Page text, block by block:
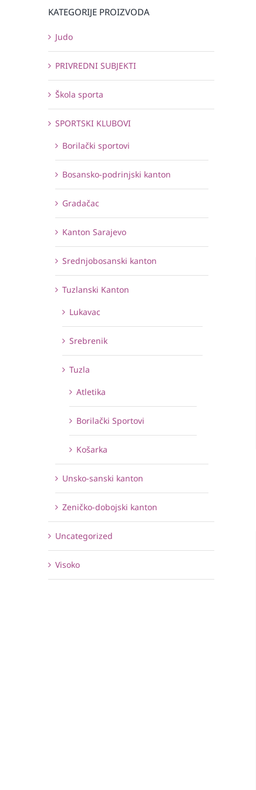
KATEGORIJE PROIZVODA
Judo
PRIVREDNI SUBJEKTI
Škola sporta
SPORTSKI KLUBOVI
Borilački sportovi
Bosansko-podrinjski kanton
Gradačac
Kanton Sarajevo
Srednjobosanski kanton
Tuzlanski Kanton
Lukavac
Srebrenik
Tuzla
Atletika
Borilački Sportovi
Košarka
Unsko-sanski kanton
Zeničko-dobojski kanton
Uncategorized
Visoko